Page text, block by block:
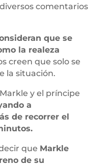
comentarios
que se
la realeza
creen que solo se
la situación.
y el príncipe
a
de recorrer el
que Markle
de su